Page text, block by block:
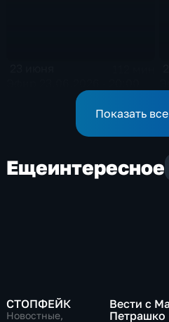
Показать
Ещеинтересное
СТОПФЕЙК
Новостные,
Вести с
Петрашко